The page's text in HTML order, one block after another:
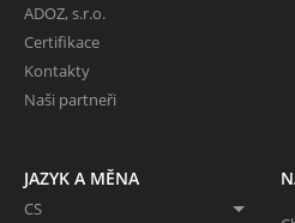
ADOZ, s.r.o.
Certifikace
Kontakty
Naši partneři
JAZYK A MĚNA
CS